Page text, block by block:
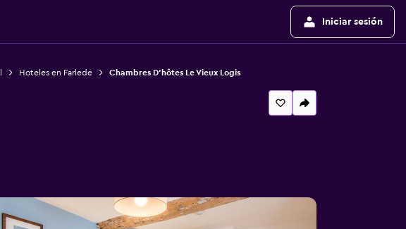
Iniciar sesión
Hoteles en Farlede Chambres D'hôtes Le Vieux Logis